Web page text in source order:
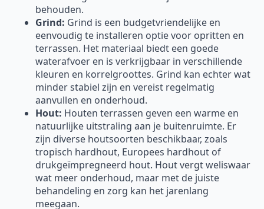
behouden.
Grind: Grind is een budgetvriendelijke en
eenvoudig te installeren optie voor opritten en
terrassen. Het materiaal biedt een goede
waterafvoer en is verkrijgbaar in verschillende
kleuren en korrelgroottes. Grind kan echter wat
minder stabiel zijn en vereist regelmatig
aanvullen en onderhoud.
Hout: Houten terrassen geven een warme en
natuurlijke uitstraling aan je buitenruimte. Er
zijn diverse houtsoorten beschikbaar, zoals
tropisch hardhout, Europees hardhout of
drukgeïmpregneerd hout. Hout vergt weliswaar
wat meer onderhoud, maar met de juiste
behandeling en zorg kan het jarenlang
meegaan.